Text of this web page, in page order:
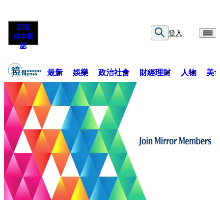
訂閱
紙本雜
誌
登入
最新 娛樂 政治社會 財經理財 人物 美